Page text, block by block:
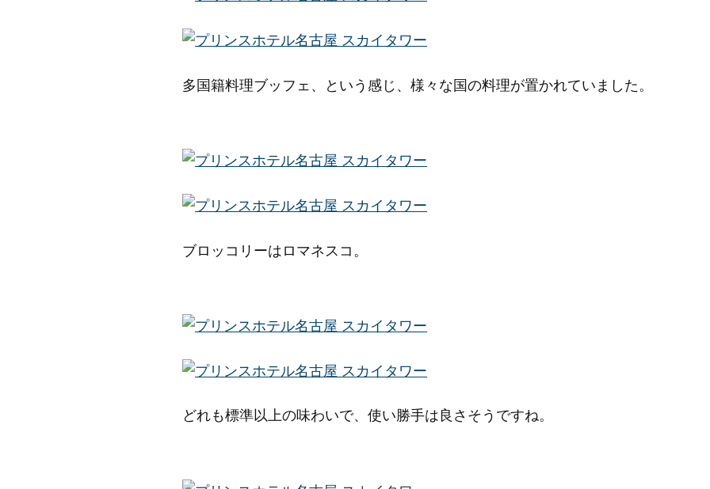
多国籍料理ブッフェ、という感じ、様々な国の料理が置かれていました。
ブロッコリーはロマネスコ。
どれも標準以上の味わいで、使い勝手は良さそうですね。